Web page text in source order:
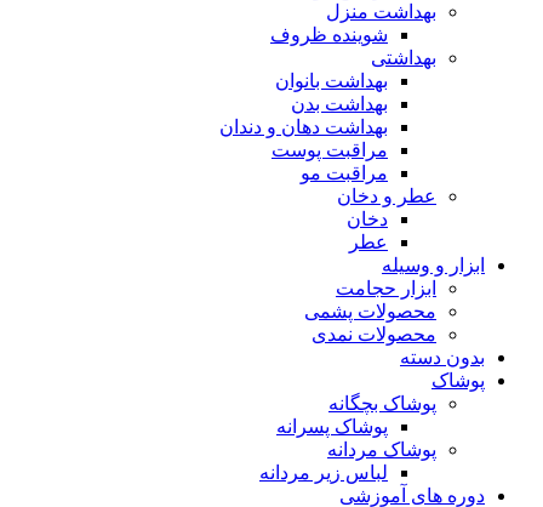
بهداشت منزل
شوینده ظروف
بهداشتی
بهداشت بانوان
بهداشت بدن
بهداشت دهان و دندان
مراقبت پوست
مراقبت مو
عطر و دخان
دخان
عطر
ابزار و وسیله
ابزار حجامت
محصولات پشمی
محصولات نمدی
بدون دسته
پوشاک
پوشاک بچگانه
پوشاک پسرانه
پوشاک مردانه
لباس زیر مردانه
دوره های آموزشی